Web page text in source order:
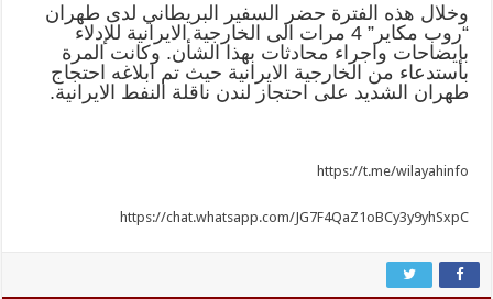
وخلال هذه الفترة حضر السفير البريطاني لدى طهران
“روب مكاير” 4 مرات الى الخارجية الايرانية للإدلاء
بإيضاحات واجراء محادثات بهذا الشأن. وكانت المرة
باستدعاء من الخارجية الايرانية حيث تم ابلاغه احتجاج
طهران الشديد على احتجاز لندن ناقلة النفط الايرانية.
https://t.me/wilayahinfo
https://chat.whatsapp.com/JG7F4QaZ1oBCy3y9yhSxpC